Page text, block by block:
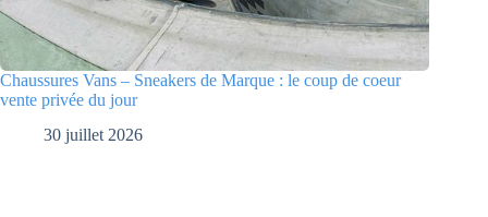
Chaussures Vans – Sneakers de Marque : le coup de coeur
vente privée du jour
30 juillet 2026